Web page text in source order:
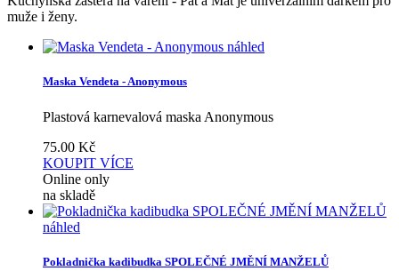
muže i ženy.
náhled
Maska Vendeta - Anonymous
Plastová karnevalová maska Anonymous
75.00 Kč
KOUPIT VÍCE
Online only
na skladě
náhled
Pokladnička kadibudka SPOLEČNÉ JMĚNÍ MANŽELŮ